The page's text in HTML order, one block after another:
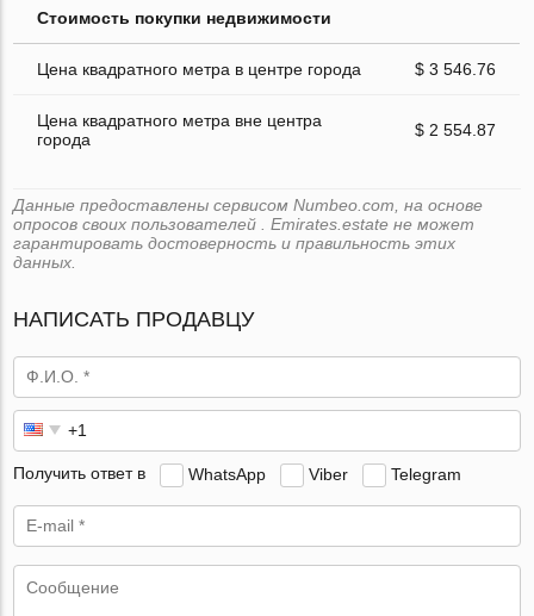
Стоимость покупки недвижимости
Цена квадратного метра в центре города $ 3 546.76
Цена квадратного метра вне центра
города
$ 2 554.87
Данные предоставлены сервисом Numbeo.com, на основе
опросов своих пользователей . Emirates.estate не может
гарантировать достоверность и правильность этих
данных.
НАПИСАТЬ ПРОДАВЦУ
Получить ответ в WhatsApp Viber Telegram